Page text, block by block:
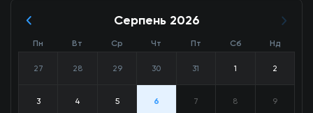
Серпень 2026
Пн Вт Ср Чт Пт Сб Нд
27 28 29 30 31 1 2
3 4 5 6 7 8 9